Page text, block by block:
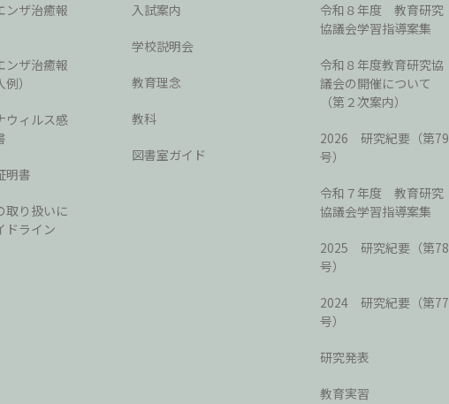
ンザ治癒報
ンザ治癒報
）
ウィルス感
明書
取り扱いに
ドライン
入試案内
学校説明会
教育理念
教科
図書室ガイド
令和８年度 教育研究
協議会学習指導案集
令和８年度教育研究協
議会の開催について
（第２次案内）
2026 研究紀要（第79
号）
令和７年度 教育研究
協議会学習指導案集
2025 研究紀要（第78
号）
2024 研究紀要（第77
号）
研究発表
教育実習